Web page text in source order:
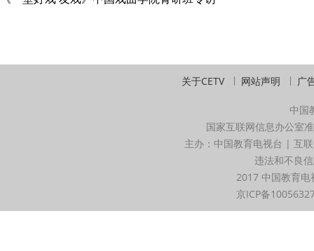
关于CETV 网站声明 广
中国
国家互联网信息办公室
主办：中国教育电视台 | 互
违法和不良
2017 中国教育
京ICP备